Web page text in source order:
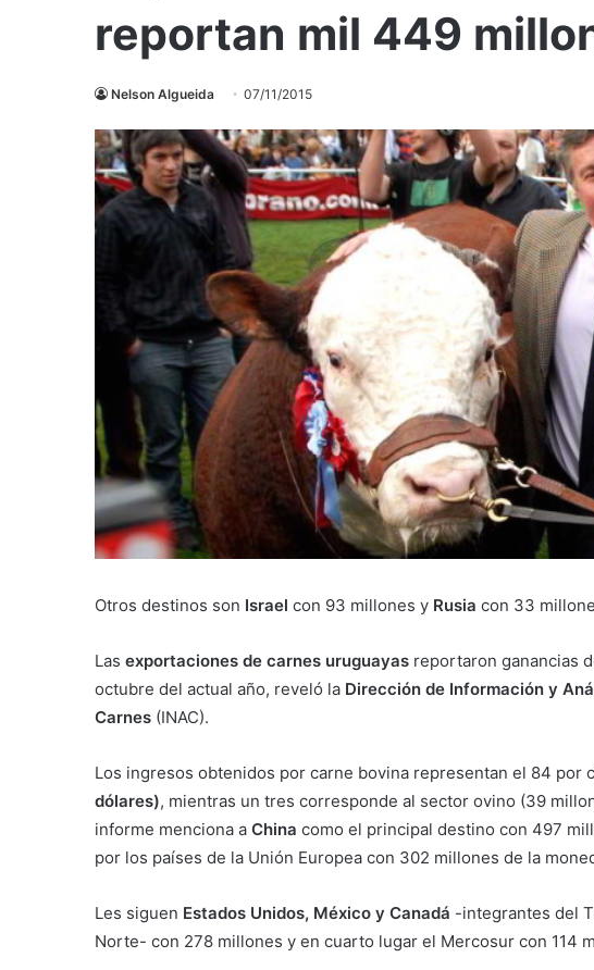
reportan mil 449
Nelson Algueida 07/11/2015
Otros destinos son Israel con 93 millones y Rusia con 33
Las exportaciones de carnes uruguayas reportaron ganancias
octubre del actual año, reveló la Dirección de Información y
Carnes (INAC).
Los ingresos obtenidos por carne bovina representan el 84 por
dólares), mientras un tres corresponde al sector ovino (39
informe menciona a China como el principal destino con 497
por los países de la Unión Europea con 302 millones de la
Les siguen Estados Unidos, México y Canadá -integrantes del
Norte- con 278 millones y en cuarto lugar el Mercosur con 114